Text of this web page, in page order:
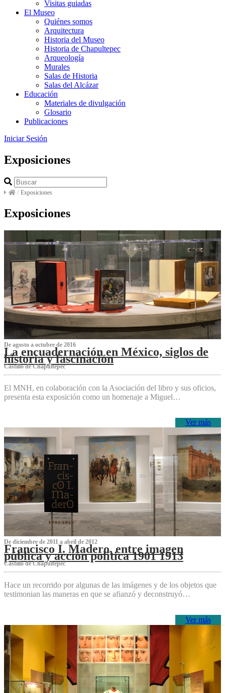
Visitas guiadas
El Museo
Quiénes somos
Arquitectura
Historia del Museo
Historia de Chapultepec
Arqueología
Murales
Salas de Historia
Salas del Alcázar
Educación
Materiales de divulgación
Glosario
Publicaciones
Iniciar Sesión
Exposiciones
/ Exposiciones
Exposiciones
De agosto a octubre de 2016
La encuadernación en México, siglos de
historia y fascinación
Castillo de Chapultepec
El MNH, en colaboración con la Asociación del libro y sus oficios,
presenta esta exposición como un homenaje a Miguel…
Ver más
De diciembre de 2011 a abril de 2012
Francisco I. Madero, entre imagen
pública y acción política 1901 1913
Castillo de Chapultepec
Hace un recorrido por algunas de las imágenes y de los objetos que
testimonian las maneras en que se afianzó y deconstruyó…
Ver más